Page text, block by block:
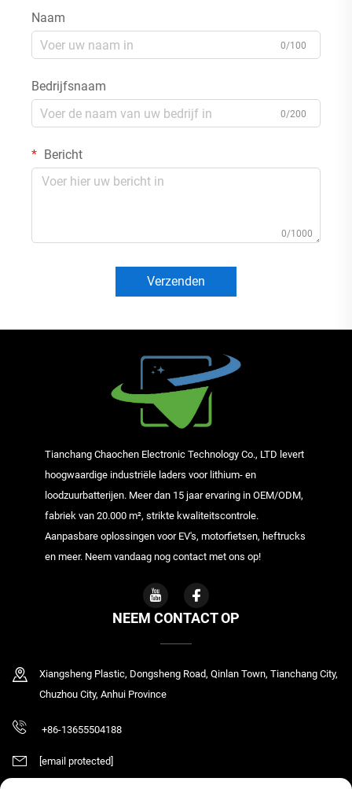
Naam
0/100
Bedrijfsnaam
0/200
Bericht
0/1000
Verzenden
Tianchang Chaochen Electronic Technology Co., LTD levert
hoogwaardige industriële laders voor lithium- en
loodzuurbatterijen. Meer dan 15 jaar ervaring in OEM/ODM,
fabriek van 20.000 m², strikte kwaliteitscontrole.
Aanpasbare oplossingen voor EV's, motorfietsen, heftrucks
en meer. Neem vandaag nog contact met ons op!
NEEM CONTACT OP
Xiangsheng Plastic, Dongsheng Road, Qinlan Town, Tianchang City,
Chuzhou City, Anhui Province
+86-13655504188
[email protected]